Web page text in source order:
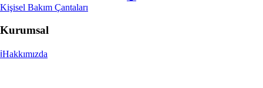
Kişisel Bakım Çantaları
Kurumsal
ℹ️Hakkımızda